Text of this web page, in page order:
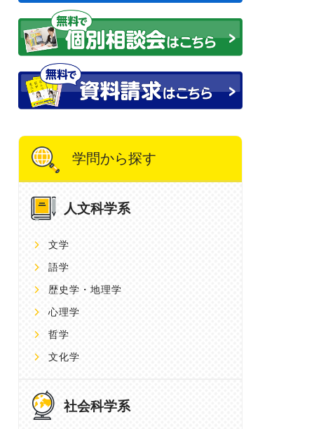
学問から探す
人文科学系
文学
語学
歴史学・地理学
心理学
哲学
文化学
社会科学系